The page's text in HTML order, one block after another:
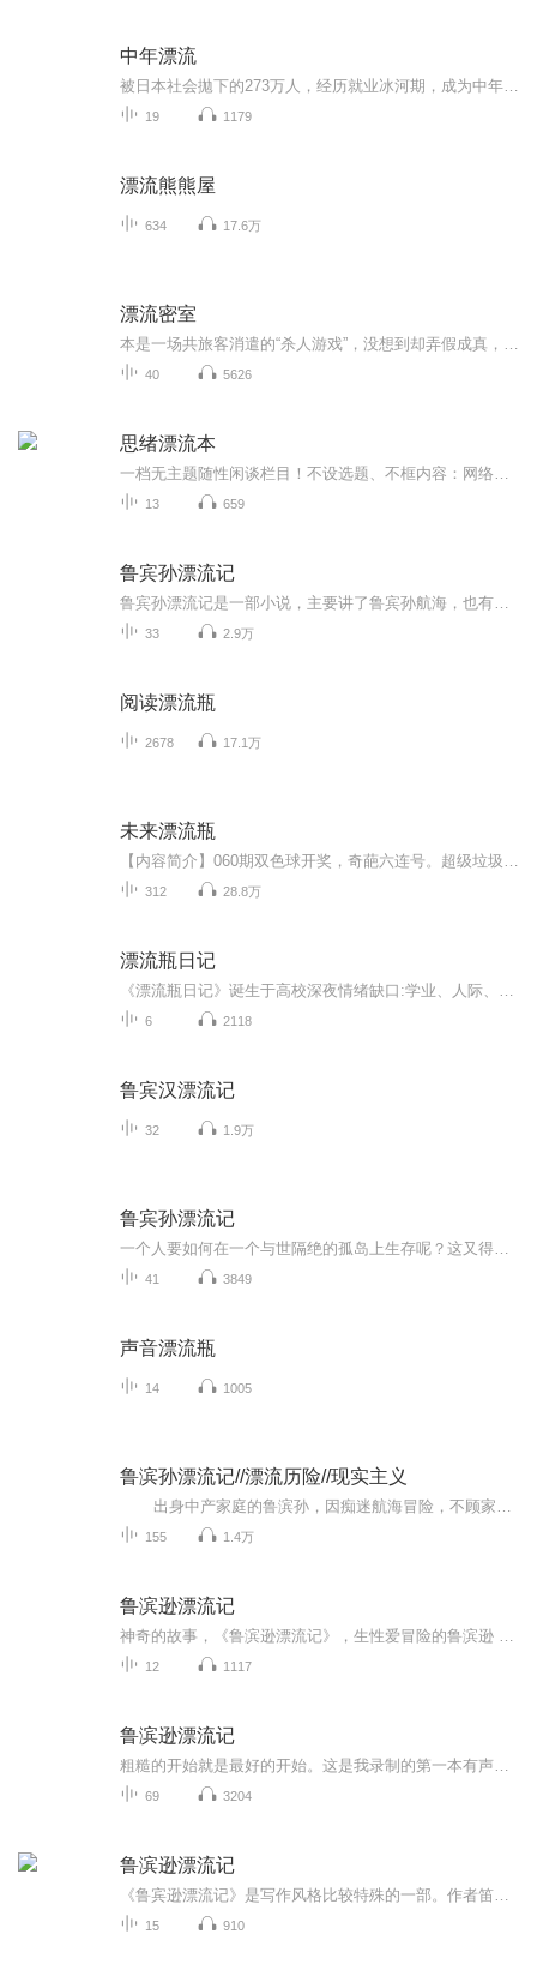
中年漂流
19 1179
漂流熊熊屋
634 17.6万
漂流密室
40 5626
思绪漂流本
13 659
鲁宾孙漂流记
33 2.9万
阅读漂流瓶
2678 17.1万
未来漂流瓶
312 28.8万
漂流瓶日记
6 2118
鲁宾汉漂流记
32 1.9万
鲁宾孙漂流记
41 3849
声音漂流瓶
14 1005
鲁滨孙漂流记//漂流历险//现实主义
155 1.4万
鲁滨逊漂流记
12 1117
鲁滨逊漂流记
69 3204
鲁滨逊漂流记
15 910